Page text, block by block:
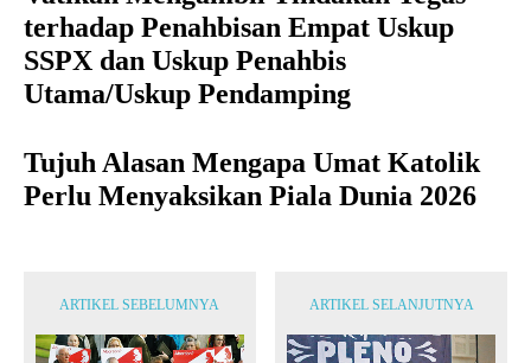
terhadap Penahbisan Empat Uskup
SSPX dan Uskup Penahbis
Utama/Uskup Pendamping
Tujuh Alasan Mengapa Umat Katolik
Perlu Menyaksikan Piala Dunia 2026
ARTIKEL SEBELUMNYA ARTIKEL SELANJUTNYA